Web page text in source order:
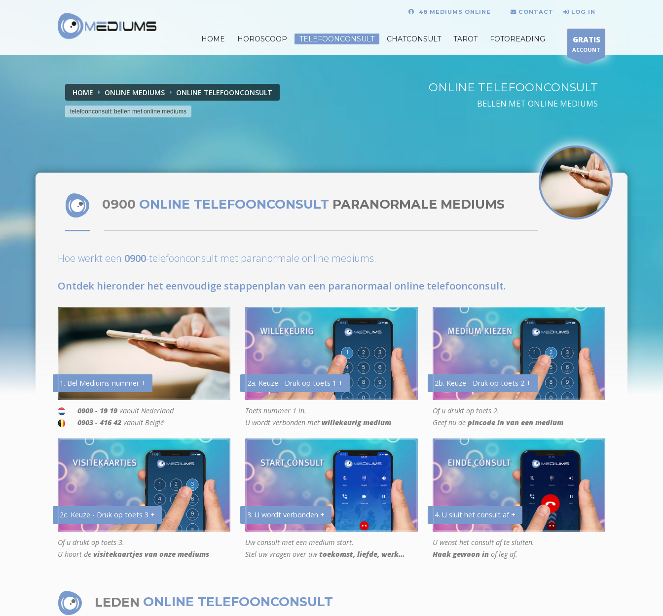
48 MEDIUMS ONLINE CONTACT LOG IN
HOME HOROSCOOP TELEFOONCONSULT CHATCONSULT TAROT FOTOREADING GRATIS
ACCOUNT
HOME ONLINE MEDIUMS ONLINE TELEFOONCONSULT
telefoonconsult: bellen met online mediums
ONLINE TELEFOONCONSULT
BELLEN MET ONLINE MEDIUMS
0900 ONLINE TELEFOONCONSULT PARANORMALE MEDIUMS
Hoe werkt een 0900-telefoonconsult met paranormale online mediums.
Ontdek hieronder het eenvoudige stappenplan van een paranormaal online telefoonconsult.
1. Bel Mediums-nummer +
0909 - 19 19 vanuit Nederland
0903 - 416 42 vanuit België
2a. Keuze - Druk op toets 1 +
Toets nummer 1 in.
U wordt verbonden met willekeurig medium
2b. Keuze - Druk op toets 2 +
Of u drukt op toets 2.
Geef nu de pincode in van een medium
2c. Keuze - Druk op toets 3 +
Of u drukt op toets 3.
U hoort de visitekaartjes van onze mediums
3. U wordt verbonden +
Uw consult met een medium start.
Stel uw vragen over uwtoekomst, liefde, werk...
4. U sluit het consult af +
U wenst het consult af te sluiten.
Haak gewoon in of leg af.
LEDEN ONLINE TELEFOONCONSULT